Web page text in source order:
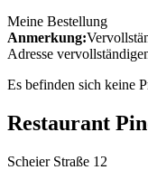
Meine Bestellung
Anmerkung:
Adresse
Es befinden sich keine
Restaurant
Scheier Straße 12